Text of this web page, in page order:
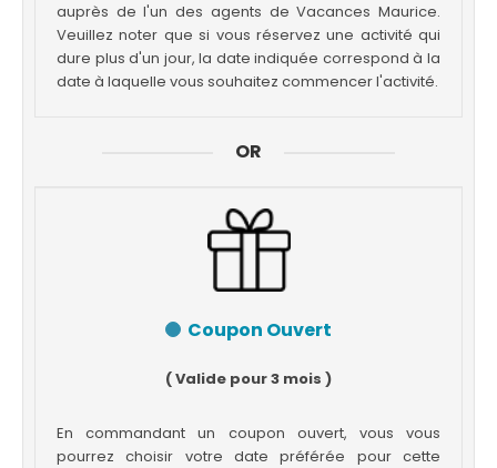
auprès de l'un des agents de Vacances Maurice.
Veuillez noter que si vous réservez une activité qui
dure plus d'un jour, la date indiquée correspond à la
date à laquelle vous souhaitez commencer l'activité.
OR
Coupon Ouvert
( Valide pour 3 mois )
En commandant un coupon ouvert, vous vous
pourrez choisir votre date préférée pour cette